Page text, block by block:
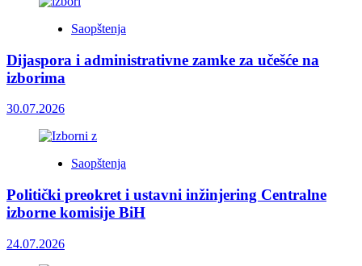
Saopštenja
Dijaspora i administrativne zamke za učešće na
izborima
30.07.2026
Saopštenja
Politički preokret i ustavni inžinjering Centralne
izborne komisije BiH
24.07.2026